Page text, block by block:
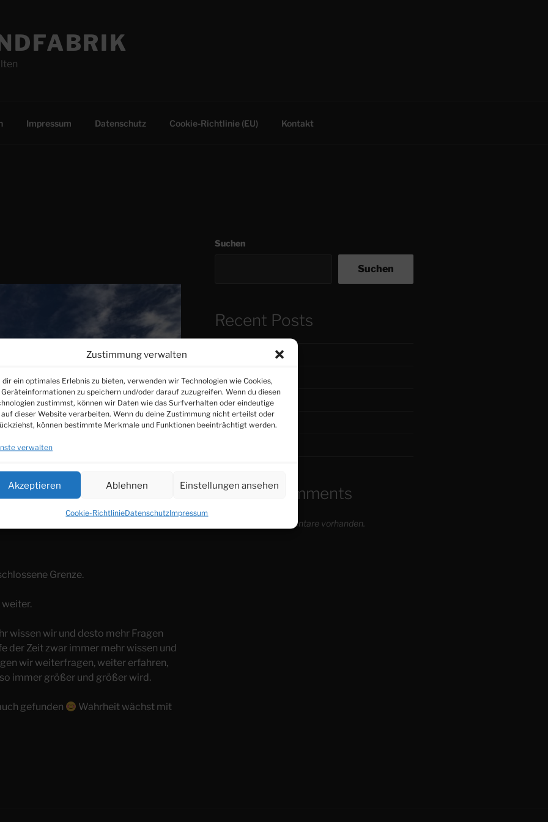
Zustimmung verwalten
dir ein optimales Erlebnis zu bieten, verwenden wir Technologien wie Cookies,
zu speichern und/oder darauf zuzugreifen. Wenn du diesen
zustimmst, können wir Daten wie das Surfverhalten oder eindeutige
auf dieser Website verarbeiten. Wenn du deine Zustimmung nicht erteilst oder
können bestimmte Merkmale und Funktionen beeinträchtigt werden.
verwalten
Akzeptieren Ablehnen Einstellungen ansehen
Cookie-RichtlinieDatenschutzImpressum
Impressum Datenschutz Cookie-Richtlinie (EU) Kontakt
Grenze.
wissen wir und desto mehr Fragen
der Zeit zwar immer mehr wissen und
wir weiterfragen, weiter erfahren,
immer größer und größer wird.
gefunden
Wahrheit wächst mit
Suchen
Suchen
Recent Posts
warum ich schreibe…
Gedankenhygiene…
Vergangenheit…
Keine Fragen…
Recent Comments
Es sind keine Kommentare vorhanden.